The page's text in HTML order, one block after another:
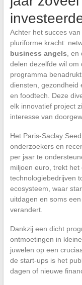
Achter het succes van
pluriforme kracht:
business angels ,
delen dezelfde wil om
programma
diensten, gezondheid
en foodtech. Deze
elk innovatief project
interesse van
Het Paris-Saclay
onderzoekers en
per jaar te
miljoen euro, trekt
technologiebedrijven
ecosysteem, waar
uitdagen en soms
verandert.
Dankzij een dicht
ontmoetingen in
juwelen op een
de start-ups is het
dagen of nieuwe